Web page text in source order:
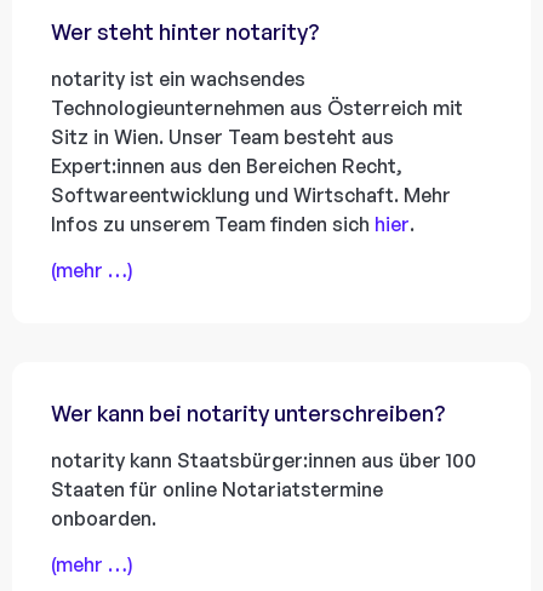
Wer steht hinter notarity?
notarity ist ein wachsendes
Technologieunternehmen aus Österreich mit
Sitz in Wien. Unser Team besteht aus
Expert:innen aus den Bereichen Recht,
Softwareentwicklung und Wirtschaft. Mehr
Infos zu unserem Team finden sich hier.
(mehr …)
Wer kann bei notarity unterschreiben?
notarity kann Staatsbürger:innen aus über 100
Staaten für online Notariatstermine
onboarden.
(mehr …)